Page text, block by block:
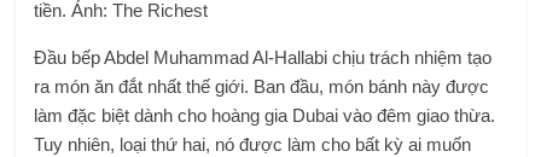
tiền. Ảnh: The Richest
Đầu bếp Abdel Muhammad Al-Hallabi chịu trách nhiệm tạo
ra món ăn đắt nhất thế giới. Ban đầu, món bánh này được
làm đặc biệt dành cho hoàng gia Dubai vào đêm giao thừa.
Tuy nhiên, loại thứ hai, nó được làm cho bất kỳ ai muốn